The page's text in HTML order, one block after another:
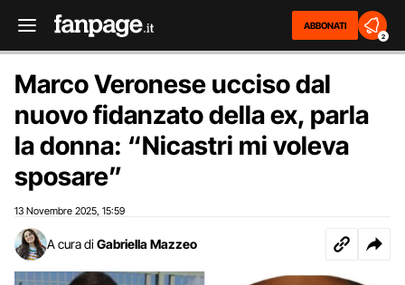
ABBONATI
2
Marco Veronese ucciso dal
nuovo fidanzato della ex, parla
la donna: “Nicastri mi voleva
sposare”
13 Novembre 2025 15:59
A cura di Gabriella Mazzeo